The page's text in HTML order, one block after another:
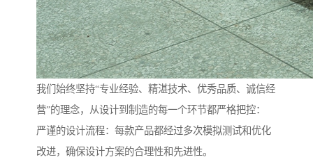
我们始终坚持“专业经验、精湛技术、优秀品质、诚信经
营”的理念，从设计到制造的每一个环节都严格把控：
严谨的设计流程：每款产品都经过多次模拟测试和优化
改进，确保设计方案的合理性和先进性。